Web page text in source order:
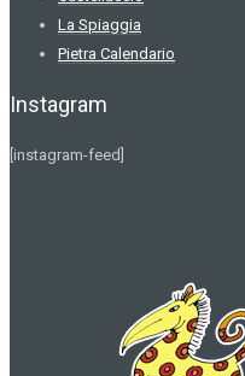
La Spiaggia
Pietra Calendario
Instagram
[instagram-feed]